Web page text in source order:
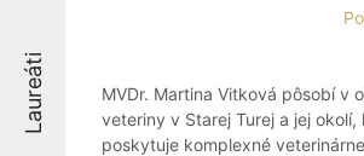
Laureáti
MVDr. Martina Vitková pôsobí v
veteriny v Starej Turej a jej okolí,
poskytuje komplexné